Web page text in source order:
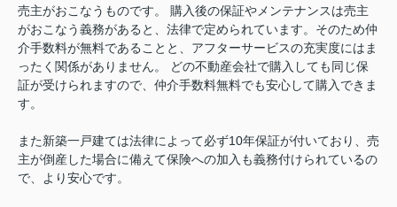
売主がおこなうものです。 購入後の保証やメンテナンスは売主
がおこなう義務があると、法律で定められています。そのため仲
介手数料が無料であることと、アフターサービスの充実度にはま
ったく関係がありません。 どの不動産会社で購入しても同じ保
証が受けられますので、仲介手数料無料でも安心して購入できま
す。
また新築一戸建ては法律によって必ず10年保証が付いており、売
主が倒産した場合に備えて保険への加入も義務付けられているの
で、より安心です。